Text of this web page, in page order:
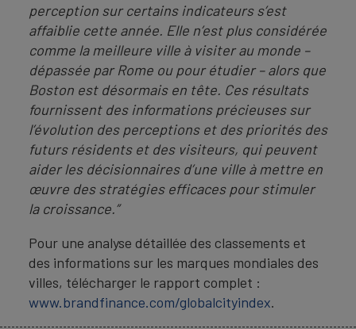
perception sur certains indicateurs s’est
affaiblie cette année. Elle n’est plus considérée
comme la meilleure ville à visiter au monde –
dépassée par Rome ou pour étudier – alors que
Boston est désormais en tête. Ces résultats
fournissent des informations précieuses sur
l’évolution des perceptions et des priorités des
futurs résidents et des visiteurs, qui peuvent
aider les décisionnaires d’une ville à mettre en
œuvre des stratégies efficaces pour stimuler
la croissance.”
Pour une analyse détaillée des classements et
des informations sur les marques mondiales des
villes, télécharger le rapport complet :
www.brandfinance.com/globalcityindex.